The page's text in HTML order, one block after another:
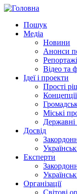
Пошук
Медіа
Новини
Анонси
Репортажі
Відео та
Ідеї і проекти
Прості
Концепції
Міські
Державні
Досвід
Експерти
Організації
Світові